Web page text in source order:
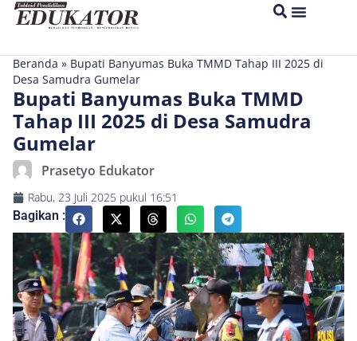
Beranda » Bupati Banyumas Buka TMMD Tahap III 2025 di
Desa Samudra Gumelar
Bupati Banyumas Buka TMMD
Tahap III 2025 di Desa Samudra
Gumelar
Prasetyo Edukator
Rabu, 23 Juli 2025 pukul 16:51
Bagikan :